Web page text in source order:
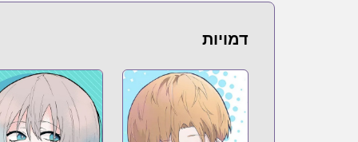
bookwalker.jp/series/434556/list
YouTube
Nico Nico Seiga
Nico Nico Seiga
https://seiga.nicovideo.jp/comic/63483
Ganma!
דמויות